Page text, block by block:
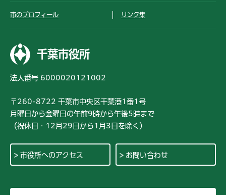
市のプロフィール リンク集
千葉市役所
法人番号 6000020121002
〒260-8722 千葉市中央区千葉港1番1号
月曜日から金曜日の午前9時から午後5時まで
（祝休日・12月29日から1月3日を除く）
市役所へのアクセス お問い合わせ